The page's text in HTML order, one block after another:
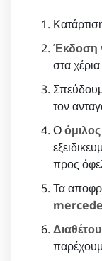
Έκδοση
στα
τον
Ο
προς
Τα